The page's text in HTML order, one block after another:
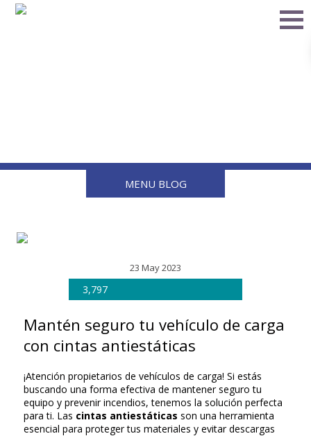
MENU BLOG
23 May 2023
3,797
Mantén seguro tu vehículo de carga
con cintas antiestáticas
¡Atención propietarios de vehículos de carga! Si estás
buscando una forma efectiva de mantener seguro tu
equipo y prevenir incendios, tenemos la solución perfecta
para ti. Las cintas antiestáticas son una herramienta
esencial para proteger tus materiales y evitar descargas